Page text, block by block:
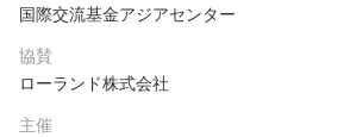
国際交流基金アジアセンター
協賛
ローランド株式会社
主催